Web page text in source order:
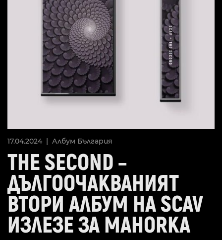
17.04.2024 | Албум България
THE SECOND –
ДЪЛГООЧАКВАНИЯТ
ВТОРИ АЛБУМ НА SCAV
ИЗЛЕЗЕ ЗА MAHORKA